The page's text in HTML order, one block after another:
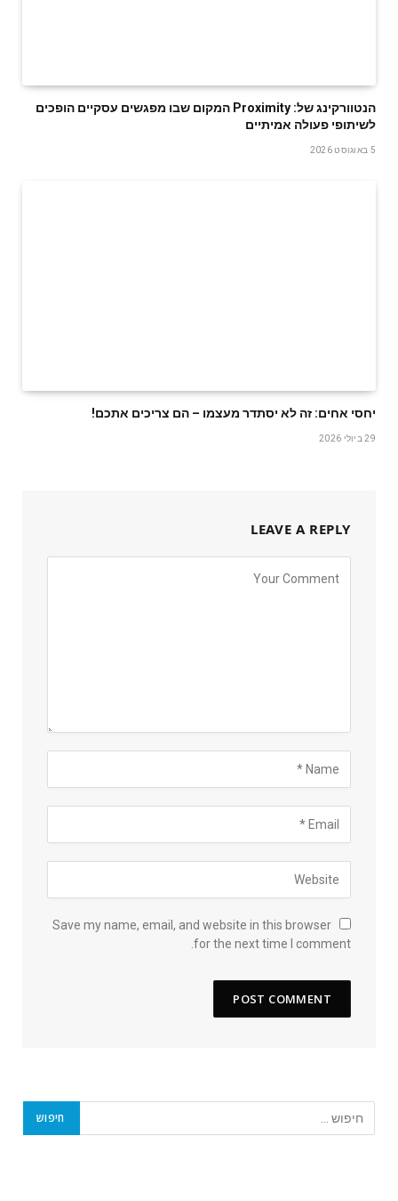
‬לשיתופי‭ ‬פעולה‭ ‬אמיתיים
5 באוגוסט 2026
יחסי אחים: זה לא יסתדר מעצמו – הם צריכים אתכם!
29 ביולי 2026
LEAVE A REPLY
Save my name, email, and website in this browser
for the next time I comment.